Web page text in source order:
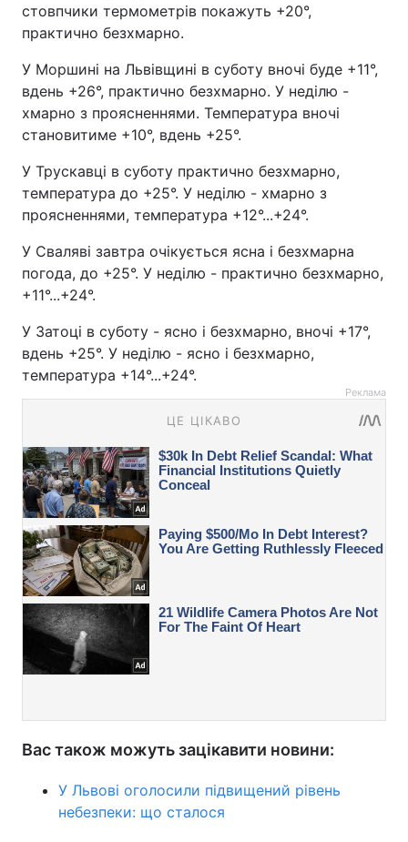
стовпчики термометрів покажуть +20°,
практично безхмарно.
У Моршині на Львівщині в суботу вночі буде +11°,
вдень +26°, практично безхмарно. У неділю -
хмарно з проясненнями. Температура вночі
становитиме +10°, вдень +25°.
У Трускавці в суботу практично безхмарно,
температура до +25°. У неділю - хмарно з
проясненнями, температура +12°...+24°.
У Сваляві завтра очікується ясна і безхмарна
погода, до +25°. У неділю - практично безхмарно,
+11°...+24°.
У Затоці в суботу - ясно і безхмарно, вночі +17°,
вдень +25°. У неділю - ясно і безхмарно,
температура +14°...+24°.
Реклама
Вас також можуть зацікавити новини:
У Львові оголосили підвищений рівень
небезпеки: що сталося